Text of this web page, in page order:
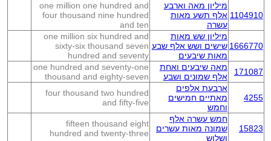
1104910
מיליון מאה וארבע
אלף תשע מאות
עשרה
one million one hundred and
four thousand nine hundred
and ten
1666770
מיליון שש מאות
שישים ושש אלף שבע
מאות שיבעים
one million six hundred and
sixty-six thousand seven
hundred and seventy
171087
מאה שיבעים ואחת
אלף שמונים ושבע
one hundred and seventy-one
thousand and eighty-seven
4255
ארבעת אלפים
מאתיים חמישים
וחמש
four thousand two hundred
and fifty-five
15823
חמש עשרה אלף
שמונה מאות עשרים
ושלוש
fifteen thousand eight
hundred and twenty-three